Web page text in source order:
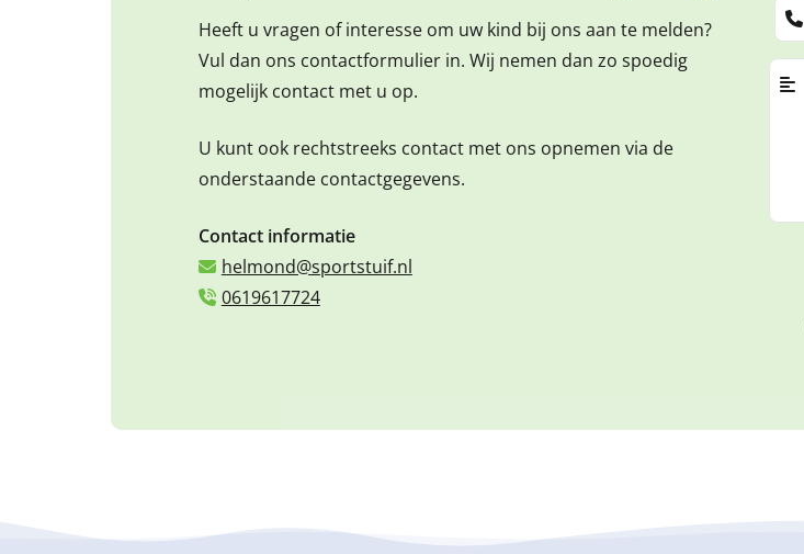
Heeft u vragen of interesse om uw kind bij ons aan te melden?
Vul dan ons contactformulier in. Wij nemen dan zo spoedig
mogelijk contact met u op.
U kunt ook rechtstreeks contact met ons opnemen via de
onderstaande contactgegevens.
Contact informatie
helmond@sportstuif.nl
0619617724